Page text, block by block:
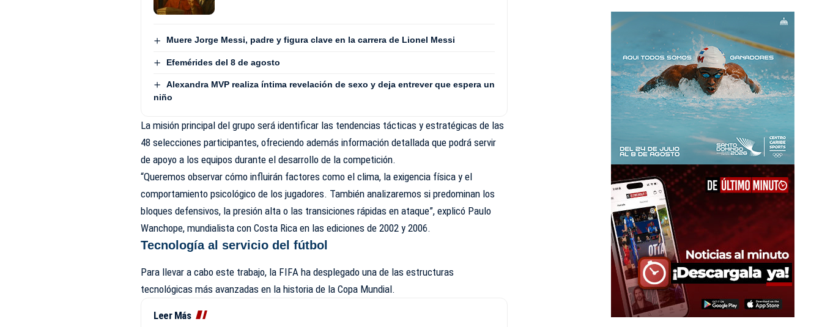
Muere Jorge Messi, padre y figura clave en la carrera de Lionel Messi
Efemérides del 8 de agosto
Alexandra MVP realiza íntima revelación de sexo y deja entrever que espera un
niño
La misión principal del grupo será identificar las tendencias tácticas y estratégicas de las
48 selecciones participantes, ofreciendo además información detallada que podrá servir
de apoyo a los equipos durante el desarrollo de la competición.
“Queremos observar cómo influirán factores como el clima, la exigencia física y el
comportamiento psicológico de los jugadores. También analizaremos si predominan los
bloques defensivos, la presión alta o las transiciones rápidas en ataque”, explicó Paulo
Wanchope, mundialista con Costa Rica en las ediciones de 2002 y 2006.
Tecnología al servicio del fútbol
Para llevar a cabo este trabajo, la FIFA ha desplegado una de las estructuras
tecnológicas más avanzadas en la historia de la Copa Mundial.
Leer Más